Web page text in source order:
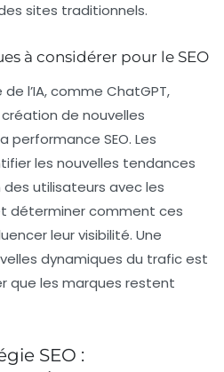
sites traditionnels.
à considérer pour le SEO
l’IA, comme ChatGPT,
de nouvelles
performance SEO. Les
les nouvelles tendances
utilisateurs avec les
déterminer comment ces
leur visibilité. Une
dynamiques du trafic est
que les marques restent
SEO :